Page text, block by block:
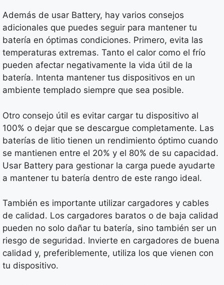
Además de usar Battery, hay varios consejos
adicionales que puedes seguir para mantener tu
batería en óptimas condiciones. Primero, evita las
temperaturas extremas. Tanto el calor como el frío
pueden afectar negativamente la vida útil de la
batería. Intenta mantener tus dispositivos en un
ambiente templado siempre que sea posible.
Otro consejo útil es evitar cargar tu dispositivo al
100% o dejar que se descargue completamente. Las
baterías de litio tienen un rendimiento óptimo cuando
se mantienen entre el 20% y el 80% de su capacidad.
Usar Battery para gestionar la carga puede ayudarte
a mantener tu batería dentro de este rango ideal.
También es importante utilizar cargadores y cables
de calidad. Los cargadores baratos o de baja calidad
pueden no solo dañar tu batería, sino también ser un
riesgo de seguridad. Invierte en cargadores de buena
calidad y, preferiblemente, utiliza los que vienen con
tu dispositivo.